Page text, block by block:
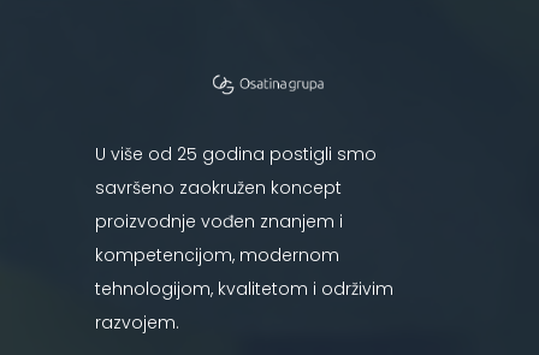
U više od 25 godina postigli smo
savršeno zaokružen koncept
proizvodnje vođen znanjem i
kompetencijom, modernom
tehnologijom, kvalitetom i održivim
razvojem.